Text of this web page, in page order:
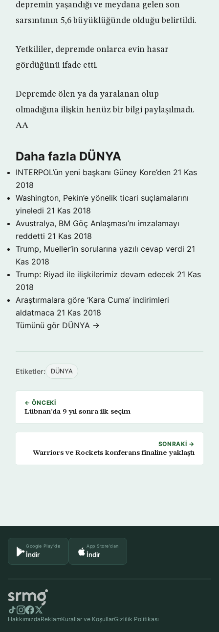
depremin yaşandığı ve meydana gelen son
sarsıntının 5,6 büyüklüğünde olduğu belirtildi.
Yetkililer, depremde onlarca evin hasar
gördüğünü ifade etti.
Depremde ölen ya da yaralanan olup
olmadığına ilişkin henüz bir bilgi paylaşılmadı.
AA
Daha fazla DÜNYA
INTERPOL’ün yeni başkanı Güney Kore’den 21 Kas
2018
Washington, Pekin’e yönelik ticari suçlamalarını
yineledi 21 Kas 2018
Avustralya, BM Göç Anlaşması’nı imzalamayı
reddetti 21 Kas 2018
Trump, Mueller’in sorularına yazılı cevap verdi 21
Kas 2018
Trump: Riyad ile ilişkilerimiz devam edecek 21 Kas
2018
Araştırmalara göre ‘Kara Cuma’ indirimleri
aldatmaca 21 Kas 2018
Tümünü gör DÜNYA →
Etiketler: DÜNYA
← ÖNCEKI
Lübnan’da 9 yıl sonra ilk seçim
SONRAKI →
Warriors ve Rockets konferans finaline yaklaştı
Google Play'de
İndir
App Store'dan
İndir
HakkımızdaReklamKurallar ve KoşullarGizlilik Politikası